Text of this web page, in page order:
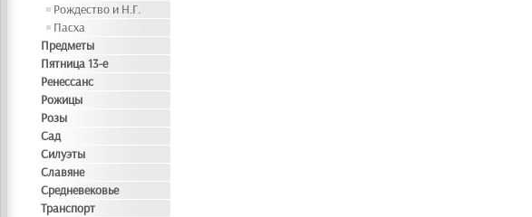
Рождество и Н.Г.
Пасха
Предметы
Пятница 13-е
Ренессанс
Рожицы
Розы
Сад
Силуэты
Славяне
Средневековье
Транспорт